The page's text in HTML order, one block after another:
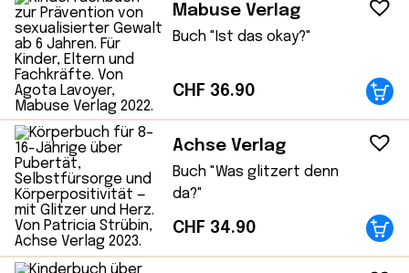
Mabuse Verlag
Buch "Ist das okay?"
CHF 36.90
Achse Verlag
Buch "Was glitzert denn
da?"
CHF 34.90